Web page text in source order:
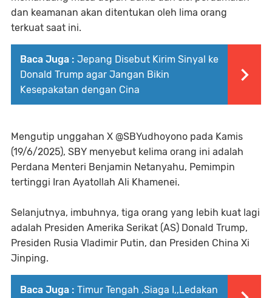
dan keamanan akan ditentukan oleh lima orang
terkuat saat ini.
Baca Juga : Jepang Disebut Kirim Sinyal ke
Donald Trump agar Jangan Bikin
Kesepakatan dengan Cina
Mengutip unggahan X @SBYudhoyono pada Kamis
(19/6/2025), SBY menyebut kelima orang ini adalah
Perdana Menteri Benjamin Netanyahu, Pemimpin
tertinggi Iran Ayatollah Ali Khamenei.
Selanjutnya, imbuhnya, tiga orang yang lebih kuat lagi
adalah Presiden Amerika Serikat (AS) Donald Trump,
Presiden Rusia Vladimir Putin, dan Presiden China Xi
Jinping.
Baca Juga : Timur Tengah ,Siaga I,,Ledakan